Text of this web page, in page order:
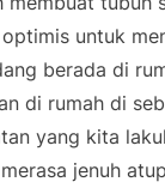
untuk
berada di
di rumah di
yang kita
jenuh